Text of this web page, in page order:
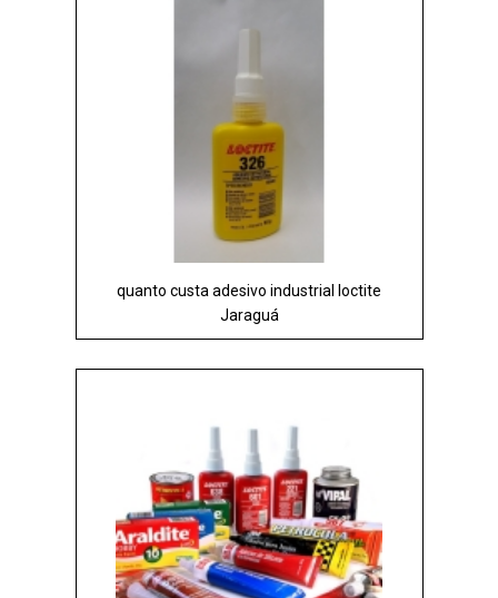
quanto custa adesivo industrial loctite
Jaraguá